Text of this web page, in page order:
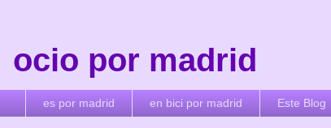
ocio por madrid
es por madrid en bici por madrid Este Blog